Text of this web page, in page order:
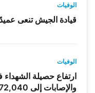
الوفيات
قيادة الجيش تنعى
الوفيات
والإصابات إلى 172,040 منذ بدء العدوان